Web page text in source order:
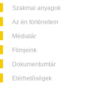
Szakmai anyagok
Az én történetem
Médiatár
Filmjeink
Dokumentumtár
Elérhetőségek